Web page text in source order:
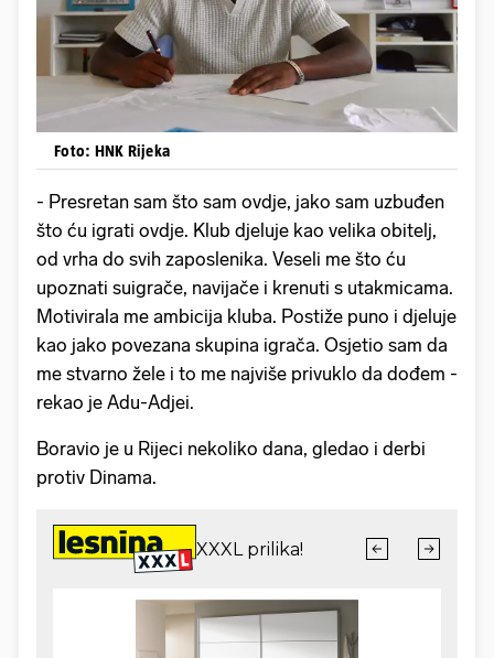
Foto: HNK Rijeka
- Presretan sam što sam ovdje, jako sam uzbuđen
što ću igrati ovdje. Klub djeluje kao velika obitelj,
od vrha do svih zaposlenika. Veseli me što ću
upoznati suigrače, navijače i krenuti s utakmicama.
Motivirala me ambicija kluba. Postiže puno i djeluje
kao jako povezana skupina igrača. Osjetio sam da
me stvarno žele i to me najviše privuklo da dođem -
rekao je Adu-Adjei.
Boravio je u Rijeci nekoliko dana, gledao i derbi
protiv Dinama.